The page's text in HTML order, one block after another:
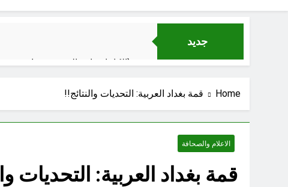
جديد
الكاتبان باقر الزبيدي ورياض سعد يحذران من الجولاني (ح 4) (وليأخذوا حذرهم وأسلحتهم ود الذين كفروا لو تغفلون عن أسلحتكم وأمتعتكم)
سَأُنَبِّئُكَ بِتَأْوِيلِ مَا لَمْ تَسْتَطِعْ فهمه في “اتفاقية مكة” شرطي الناتو الخليجي النووي الجديد لتحجيم دور إيران وفصائلها الولائية وحتى إسرائيل؟
Home قمة بغداد العربية: التحديات والنتائج!!
الاعلام والصحافة
قمة بغداد العربية: التحديات